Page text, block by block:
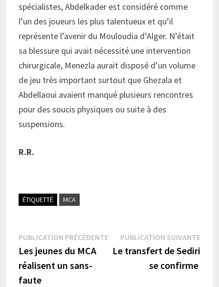
spécialistes, Abdelkader est considéré comme
l’un des joueurs les plus talentueux et qu’il
représente l’avenir du Mouloudia d’Alger. N’était
sa blessure qui avait nécessité une intervention
chirurgicale, Menezla aurait disposé d’un volume
de jeu très important surtout que Ghezala et
Abdellaoui avaient manqué plusieurs rencontres
pour des soucis physiques ou suite à des
suspensions.
R.R.
ÉTIQUETTÉ MCA
Navigation
de
l’article
PUBLICATION PRÉCÉDENTEPublication
précédente :
Les jeunes du MCA
réalisent un sans-
faute
PUBLICATION SUIVANTE
Le transfert de Sediri
se confirme